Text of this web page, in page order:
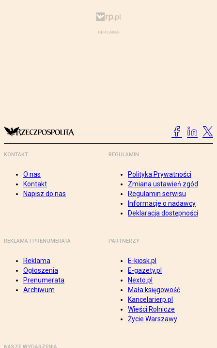
KONTAKT
O nas
Kontakt
Napisz do nas
REGULAMIN
Polityka Prywatności
Zmiana ustawień zgód
Regulamin serwisu
Informacje o nadawcy
Deklaracja dostępności
REKLAMA I PRENUMERATA
Reklama
Ogłoszenia
Prenumerata
Archiwum
PARTNERZY
E-kiosk.pl
E-gazety.pl
Nexto.pl
Mała księgowość
Kancelarierp.pl
Wieści Rolnicze
Życie Warszawy